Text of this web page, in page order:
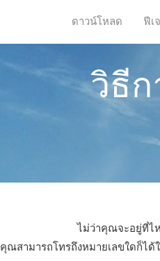
ดาวน์โหลด ฟีเ
วิธี
ไม่ว่าคุณจะอยู่ที่ไ
คุณสามารถโทรถึงหมายเลขใดก็ได้